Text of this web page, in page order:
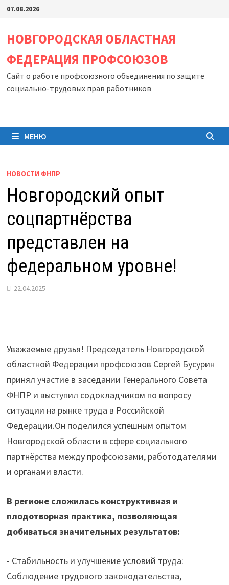
Перейти
содержимому
07.08.2026
НОВГОРОДСКАЯ ОБЛАСТНАЯ
ФЕДЕРАЦИЯ ПРОФСОЮЗОВ
Сайт о работе профсоюзного объединения по защите
социально-трудовых прав работников
МЕНЮ
НОВОСТИ ФНПР
Новгородский опыт
соцпартнёрства
представлен на
федеральном уровне!
22.04.2025
Уважаемые друзья! Председатель Новгородской
областной Федерации профсоюзов Сергей Бусурин
принял участие в заседании Генерального Совета
ФНПР и выступил содокладчиком по вопросу
ситуации на рынке труда в Российской
Федерации.Он поделился успешным опытом
Новгородской области в сфере социального
партнёрства между профсоюзами, работодателями
и органами власти.
В регионе сложилась конструктивная и
плодотворная практика, позволяющая
добиваться значительных результатов:
️- Стабильность и улучшение условий труда:
Соблюдение трудового законодательства,